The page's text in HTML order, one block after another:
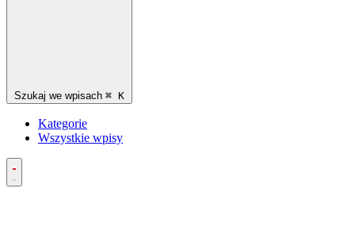
Szukaj we wpisach ⌘ K
Kategorie
Wszystkie wpisy